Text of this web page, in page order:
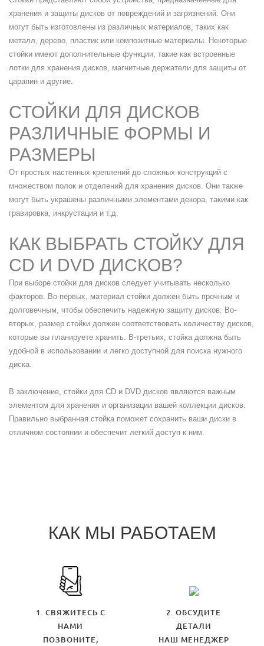
хранения и защиты дисков от повреждений и загрязнений. Они
могут быть изготовлены из различных материалов, таких как
металл, дерево, пластик или композитные материалы. Некоторые
стойки имеют дополнительные функции, такие как встроенные
лотки для хранения дисков, магнитные держатели для защиты от
царапин и другие.
СТОЙКИ ДЛЯ ДИСКОВ
РАЗЛИЧНЫЕ ФОРМЫ И
РАЗМЕРЫ
От простых настенных креплений до сложных конструкций с
множеством полок и отделений для хранения дисков. Они также
могут быть украшены различными элементами декора, такими как
гравировка, инкрустация и т.д.
КАК ВЫБРАТЬ СТОЙКУ ДЛЯ
CD И DVD ДИСКОВ?
При выборе стойки для дисков следует учитывать несколько
факторов. Во-первых, материал стойки должен быть прочным и
долговечным, чтобы обеспечить надежную защиту дисков. Во-
вторых, размер стойки должен соответствовать количеству дисков,
которые вы планируете хранить. В-третьих, стойка должна быть
удобной в использовании и легко доступной для поиска нужного
диска.
В заключение, стойки для CD и DVD дисков являются важным
элементом для хранения и организации вашей коллекции дисков.
Правильно выбранная стойка поможет сохранить ваши диски в
отличном состоянии и обеспечит легкий доступ к ним.
КАК МЫ РАБОТАЕМ
1. СВЯЖИТЕСЬ С
НАМИ
ПОЗВОНИТЕ,
2. ОБСУДИТЕ
ДЕТАЛИ
НАШ МЕНЕДЖЕР